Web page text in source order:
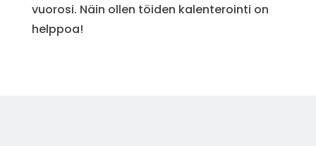
vuorosi. Näin ollen töiden kalenterointi on
helppoa!